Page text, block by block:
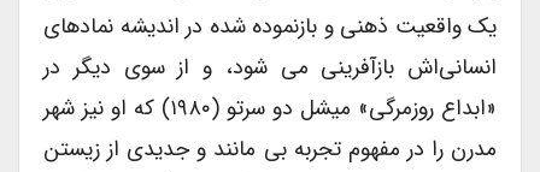
یک واقعیت ذهنی و بازنموده شده در اندیشه نمادهای
انسانی‌اش بازآفرینی می شود، و از سوی دیگر در
«ابداع روزمرگی» میشل دو سرتو (۱۹۸۰) که او نیز شهر
مدرن را در مفهوم تجربه بی مانند و جدیدی از زیستن